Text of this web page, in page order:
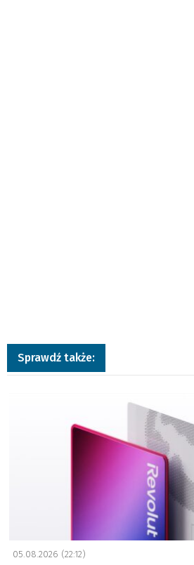
Sprawdź także:
05.08.2026 (22:12)